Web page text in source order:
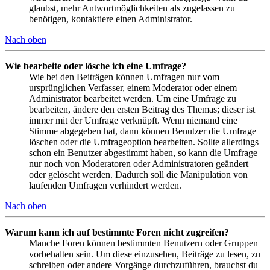
glaubst, mehr Antwortmöglichkeiten als zugelassen zu
benötigen, kontaktiere einen Administrator.
Nach oben
Wie bearbeite oder lösche ich eine Umfrage?
Wie bei den Beiträgen können Umfragen nur vom
ursprünglichen Verfasser, einem Moderator oder einem
Administrator bearbeitet werden. Um eine Umfrage zu
bearbeiten, ändere den ersten Beitrag des Themas; dieser ist
immer mit der Umfrage verknüpft. Wenn niemand eine
Stimme abgegeben hat, dann können Benutzer die Umfrage
löschen oder die Umfrageoption bearbeiten. Sollte allerdings
schon ein Benutzer abgestimmt haben, so kann die Umfrage
nur noch von Moderatoren oder Administratoren geändert
oder gelöscht werden. Dadurch soll die Manipulation von
laufenden Umfragen verhindert werden.
Nach oben
Warum kann ich auf bestimmte Foren nicht zugreifen?
Manche Foren können bestimmten Benutzern oder Gruppen
vorbehalten sein. Um diese einzusehen, Beiträge zu lesen, zu
schreiben oder andere Vorgänge durchzuführen, brauchst du